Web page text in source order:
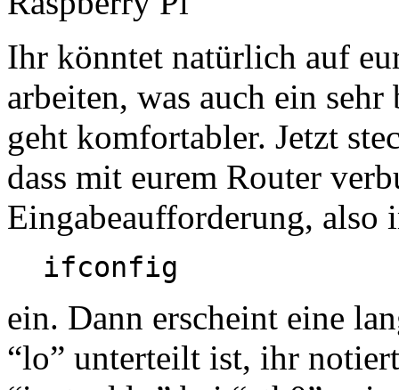
Ihr könntet natürlich auf
arbeiten, was auch ein
geht komfortabler. Jetzt
dass mit eurem Router
Eingabeaufforderung, also
ifconfig
ein. Dann erscheint eine
“lo” unterteilt ist, ihr